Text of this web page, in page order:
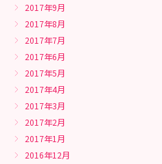
2017年9月
2017年8月
2017年7月
2017年6月
2017年5月
2017年4月
2017年3月
2017年2月
2017年1月
2016年12月